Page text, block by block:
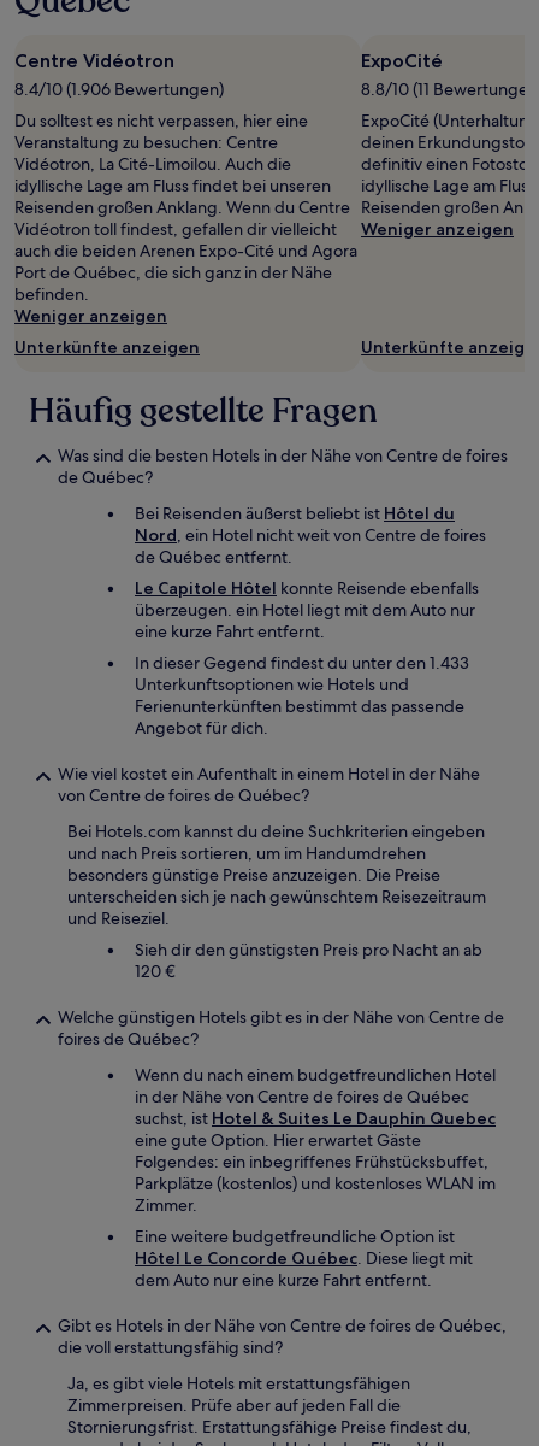
Centre Vidéotron
8.4/10 (1.906 Bewertungen)
Du solltest es nicht verpassen, hier eine
Veranstaltung zu besuchen: Centre
Vidéotron, La Cité-Limoilou. Auch die
idyllische Lage am Fluss findet bei unseren
Reisenden großen Anklang. Wenn du Centre
Vidéotron toll findest, gefallen dir vielleicht
auch die beiden Arenen Expo-Cité und Agora
Port de Québec, die sich ganz in der Nähe
befinden.
Weniger anzeigen
Unterkünfte anzeigen
ExpoCité
8.8/10 (11
ExpoCité
deinen
definitiv einen
idyllische Lage am
Reisenden großen
Weniger anzeigen
Unterkünfte
Häufig gestellte Fragen
Was sind die besten Hotels in der Nähe von Centre de foires
de Québec?
Bei Reisenden äußerst beliebt ist Hôtel du
Nord, ein Hotel nicht weit von Centre de foires
de Québec entfernt.
Le Capitole Hôtel konnte Reisende ebenfalls
überzeugen. ein Hotel liegt mit dem Auto nur
eine kurze Fahrt entfernt.
In dieser Gegend findest du unter den 1.433
Unterkunftsoptionen wie Hotels und
Ferienunterkünften bestimmt das passende
Angebot für dich.
Wie viel kostet ein Aufenthalt in einem Hotel in der Nähe
von Centre de foires de Québec?
Bei Hotels.com kannst du deine Suchkriterien eingeben
und nach Preis sortieren, um im Handumdrehen
besonders günstige Preise anzuzeigen. Die Preise
unterscheiden sich je nach gewünschtem Reisezeitraum
und Reiseziel.
Sieh dir den günstigsten Preis pro Nacht an ab
120 €
Welche günstigen Hotels gibt es in der Nähe von Centre de
foires de Québec?
Wenn du nach einem budgetfreundlichen Hotel
in der Nähe von Centre de foires de Québec
suchst, ist Hotel & Suites Le Dauphin Quebec
eine gute Option. Hier erwartet Gäste
Folgendes: ein inbegriffenes Frühstücksbuffet,
Parkplätze (kostenlos) und kostenloses WLAN im
Zimmer.
Eine weitere budgetfreundliche Option ist
Hôtel Le Concorde Québec. Diese liegt mit
dem Auto nur eine kurze Fahrt entfernt.
Gibt es Hotels in der Nähe von Centre de foires de Québec,
die voll erstattungsfähig sind?
Ja, es gibt viele Hotels mit erstattungsfähigen
Zimmerpreisen. Prüfe aber auf jeden Fall die
Stornierungsfrist. Erstattungsfähige Preise findest du,